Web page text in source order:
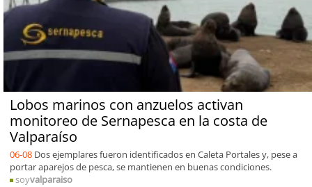
Lobos marinos con anzuelos activan
monitoreo de Sernapesca en la costa de
Valparaíso
06-08 Dos ejemplares fueron identificados en Caleta Portales y, pese a
portar aparejos de pesca, se mantienen en buenas condiciones.
soyvalparaiso